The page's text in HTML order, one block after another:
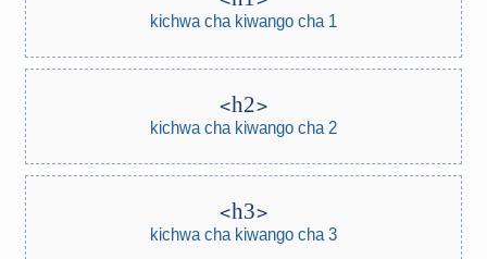
kichwa cha kiwango cha 1
h2
kichwa cha kiwango cha 2
h3
kichwa cha kiwango cha 3